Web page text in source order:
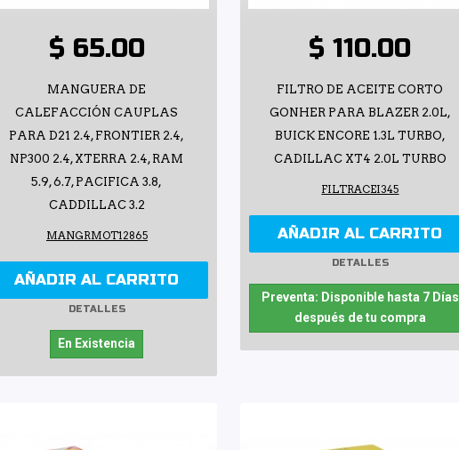
$ 65.00
MANGUERA DE
CALEFACCIÓN CAUPLAS
PARA D21 2.4, FRONTIER 2.4,
NP300 2.4, XTERRA 2.4, RAM
5.9, 6.7, PACIFICA 3.8,
CADDILLAC 3.2
MANGRMOT12865
AÑADIR AL CARRITO
DETALLES
En Existencia
$ 110.00
FILTRO DE ACEITE CORTO
GONHER PARA BLAZER 2.0L,
BUICK ENCORE 1.3L TURBO,
CADILLAC XT4 2.0L TURBO
FILTRACEI345
AÑADIR AL CARRITO
DETALLES
Preventa: Disponible hasta 7 Días
después de tu compra